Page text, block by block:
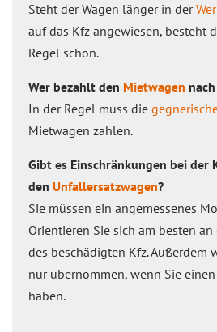
Steht der Wagen länger in der
auf das Kfz angewiesen, besteht
Regel schon.
Wer bezahlt den Mietwagen
In der Regel muss die
Mietwagen zahlen.
Gibt es Einschränkungen bei der
den Unfallersatzwagen?
Sie müssen ein angemessenes
Orientieren Sie sich am besten an
des beschädigten Kfz. Außerdem
nur übernommen, wenn Sie
haben.